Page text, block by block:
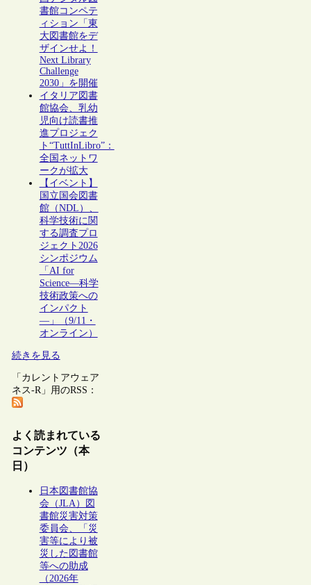
書館コンペテ
ィション「東
大図書館をデ
ザインせよ！
Next Library
Challenge
2030」を開催
イタリア図書
館協会、乳幼
児向け読書推
進プロジェク
ト“TuttInLibro”：
全国ネットワ
ークが拡大
【イベント】
国立国会図書
館（NDL）、
科学技術に関
する調査プロ
ジェクト2026
シンポジウム
「AI for
Science―科学
技術政策への
インパクト
―」（9/11・
オンライン）
続きを見る
「カレントアウェア
ネス-R」用のRSS：
よく読まれている
コンテンツ（本
日）
日本図書館協
会（JLA）図
書館災害対策
委員会、「災
害等により被
災した図書館
等への助成
（2026年